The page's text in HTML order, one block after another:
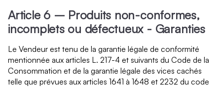
Article 6 – Produits non-conformes,
incomplets ou défectueux - Garanties
Le Vendeur est tenu de la garantie légale de conformité
mentionnée aux articles L. 217-4 et suivants du Code de la
Consommation et de la garantie légale des vices cachés
telle que prévues aux articles 1641 à 1648 et 2232 du code